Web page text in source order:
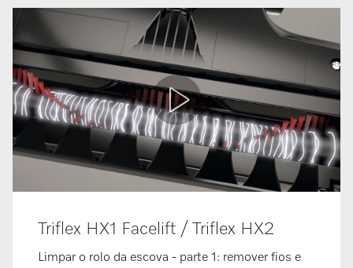
Triflex HX1 Facelift / Triflex HX2
Limpar o rolo da escova - parte 1: remover fios e